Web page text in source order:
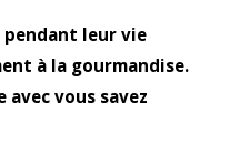
pendant leur vie
à la gourmandise.
vous savez